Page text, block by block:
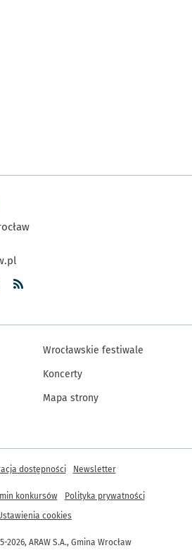
Wrocławskie festiwale
Koncerty
Mapa strony
2026, ARAW S.A., Gmina Wrocław
dostępności Newsletter
konkursów
Polityka prywatności
cookies